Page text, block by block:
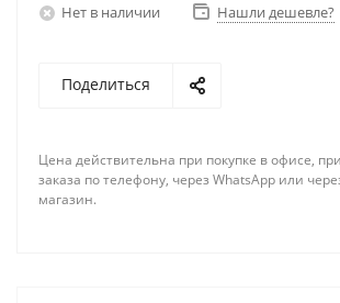
Нет в наличии Нашли дешевле?
Поделиться
Цена действительна при покупке в офисе,
заказа по телефону, через WhatsApp или
магазин.